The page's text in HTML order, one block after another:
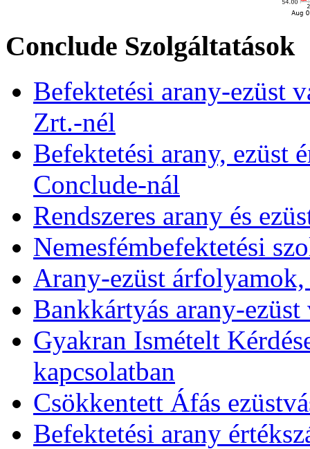
Conclude Szolgáltatások
Befektetési arany-ezüst
Zrt.-nél
Befektetési arany, ezüst
Conclude-nál
Rendszeres arany és
Nemesfémbefektetési
Arany-ezüst
Bankkártyás arany-
Gyakran Ismételt
kapcsolatban
Csökkentett Áfás
Befektetési arany